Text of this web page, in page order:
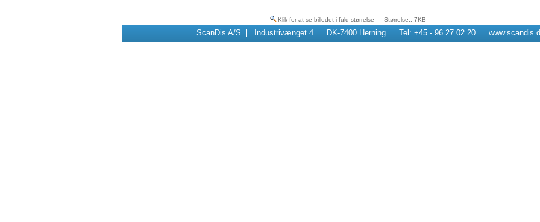
Klik for at se billedet i fuld størrelse — Størrelse:: 7KB
ScanDis A/S Industrivænget 4 DK-7400 Herning Tel: +45 - 96 27 02 20